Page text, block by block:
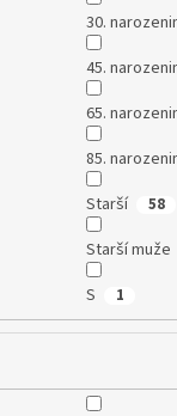
30.
45.
65.
85.
Starší 58
Starší muže
S 1